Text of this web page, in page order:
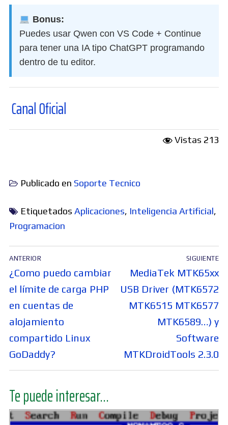
Bonus:
Puedes usar Qwen con VS Code + Continue
para tener una IA tipo ChatGPT programando
dentro de tu editor.
Vistas 213
Publicado en Soporte Tecnico
Etiquetados Aplicaciones, Inteligencia Artificial,
Programacion
Navegación
de
entradas
ANTERIOR
Entrada
anterior:
¿Como puedo cambiar
el límite de carga PHP
en cuentas de
alojamiento
compartido Linux
GoDaddy?
SIGUIENTE
Entrada
siguiente:
MediaTek MTK65xx
USB Driver (MTK6572
MTK6515 MTK6577
MTK6589…) y
Software
MTKDroidTools 2.3.0
Te puede interesar...